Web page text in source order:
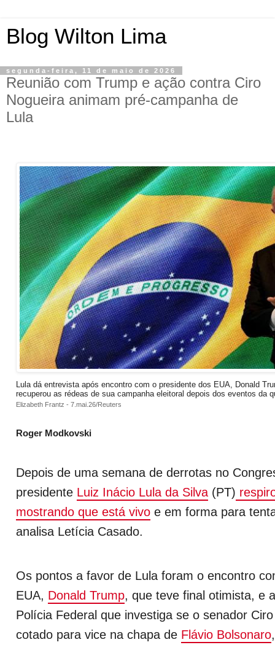
Blog Wilton Lima
segunda-feira, 11 de maio de 2026
Reunião com Trump e ação contra Ciro
Nogueira animam pré-campanha de
Lula
Lula dá entrevista após encontro com o presidente dos EUA, Donald
recuperou as rédeas de sua campanha eleitoral depois dos eventos da
Elizabeth Frantz - 7.mai.26/Reuters
Roger Modkovski
Depois de uma semana de derrotas no
presidente Luiz Inácio Lula da Silva (PT)
mostrando que está vivo e em forma para
analisa Letícia Casado.
Os pontos a favor de Lula foram o encontro
EUA, Donald Trump, que teve final otimista, e
Polícia Federal que investiga se o senador
cotado para vice na chapa de Flávio Bolsonaro